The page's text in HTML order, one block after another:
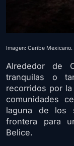
Imagen: Caribe
Alrededor de
tranquilas o
recorridos por
comunidades
laguna de los
frontera para
Belice.